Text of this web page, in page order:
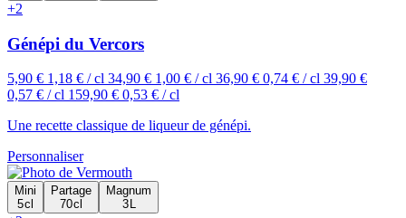
+2
Génépi du Vercors
5,90 € 1,18 € / cl 34,90 € 1,00 € / cl 36,90 € 0,74 € / cl 39,90 €
0,57 € / cl 159,90 € 0,53 € / cl
Une recette classique de liqueur de génépi.
Personnaliser
Mini
5 cl
Partage
70 cl
Magnum
3 L